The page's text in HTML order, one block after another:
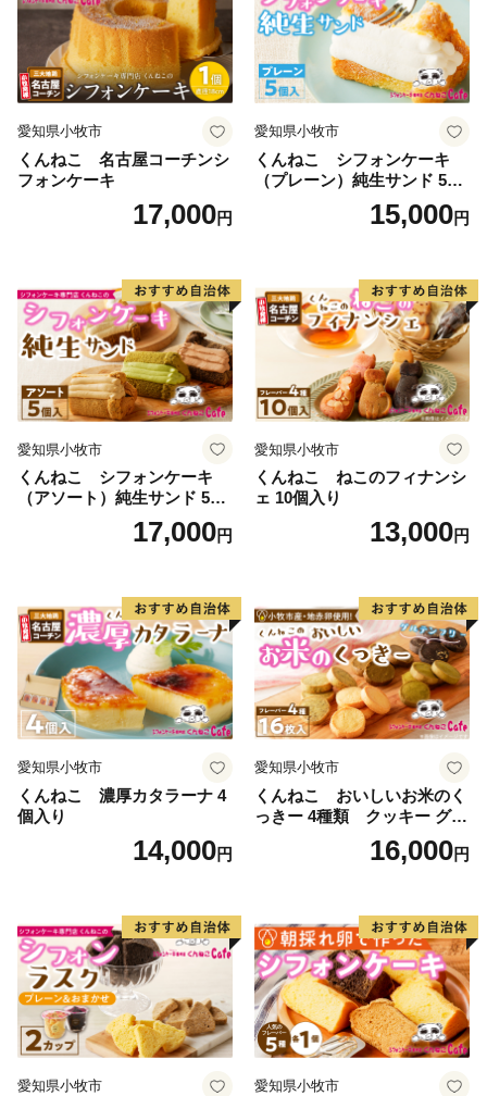
愛知県小牧市
くんねこ 名古屋コーチンシ
フォンケーキ
17,000円
愛知県小牧市
くんねこ シフォンケーキ
（プレーン）純生サンド 5個
15,000円
愛知県小牧市
くんねこ シフォンケーキ
（アソート）純生サンド 5個
17,000円
愛知県小牧市
くんねこ ねこのフィナンシ
ェ 10個入り
13,000円
愛知県小牧市
くんねこ 濃厚カタラーナ 4
個入り
14,000円
愛知県小牧市
くんねこ おいしいお米のく
っきー 4種類 クッキー グル
16,000円
愛知県小牧市 愛知県小牧市